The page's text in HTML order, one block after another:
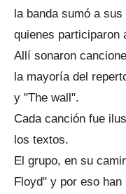
la banda sumó a
quienes participaron
Allí sonaron
la mayoría del
y "The wall".
Cada canción fue
los textos.
El grupo, en su
Floyd" y por eso